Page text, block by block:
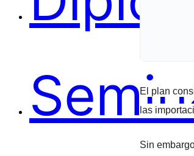
El plan
las
Sin